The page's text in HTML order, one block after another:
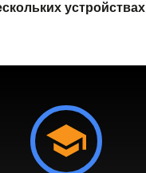
устройствах